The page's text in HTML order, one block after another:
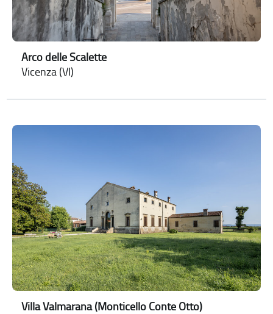
Arco delle Scalette
Vicenza (VI)
Villa Valmarana (Monticello Conte Otto)